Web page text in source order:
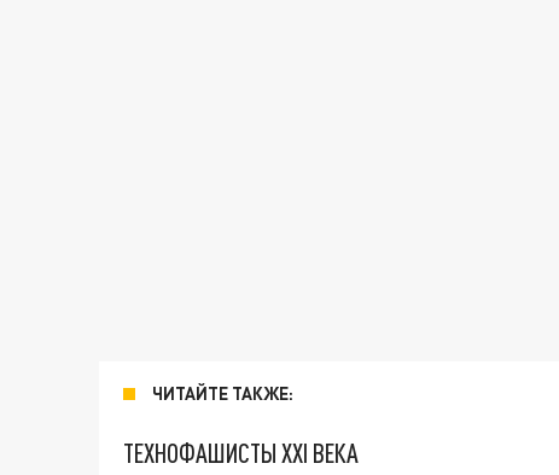
ЧИТАЙТЕ ТАКЖЕ:
ТЕХНОФАШИСТЫ XXI ВЕКА